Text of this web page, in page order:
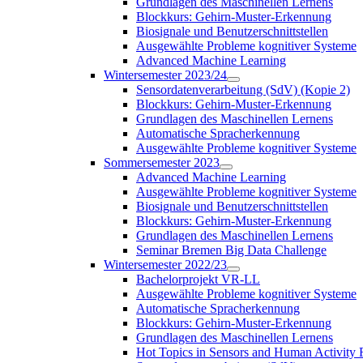
Blockkurs: Gehirn-Muster-Erkennung
Biosignale und Benutzerschnittstellen
Ausgewählte Probleme kognitiver Systeme
Advanced Machine Learning
Wintersemester 2023/24
Sensordatenverarbeitung (SdV) (Kopie 2)
Blockkurs: Gehirn-Muster-Erkennung
Grundlagen des Maschinellen Lernens
Automatische Spracherkennung
Ausgewählte Probleme kognitiver Systeme
Sommersemester 2023
Advanced Machine Learning
Ausgewählte Probleme kognitiver Systeme
Biosignale und Benutzerschnittstellen
Blockkurs: Gehirn-Muster-Erkennung
Grundlagen des Maschinellen Lernens
Seminar Bremen Big Data Challenge
Wintersemester 2022/23
Bachelorprojekt VR-LL
Ausgewählte Probleme kognitiver Systeme
Automatische Spracherkennung
Blockkurs: Gehirn-Muster-Erkennung
Grundlagen des Maschinellen Lernens
Hot Topics in Sensors and Human Activity